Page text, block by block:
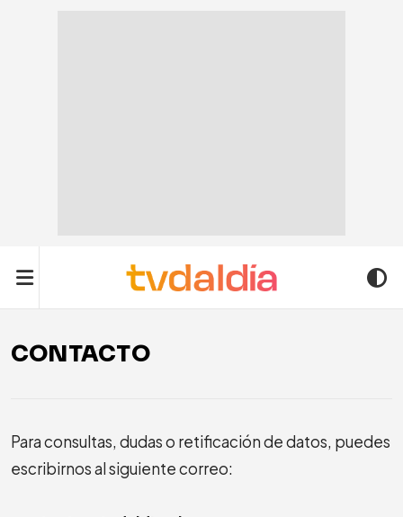
CONTACTO
Para consultas, dudas o retificación de datos, puedes
escribirnos al siguiente correo: